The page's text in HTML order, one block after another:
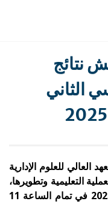
نتائج
الثاني
للعلوم الإدارية
التعليمية وتطويرها،
انعقدت يوم الاثنين الموافق 1 سبتمبر 2025 في تمام الساعة 11